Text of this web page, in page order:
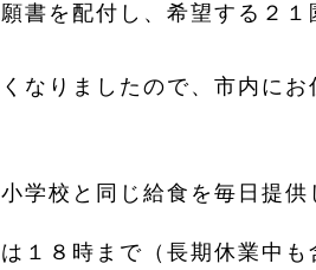
書を配付し、希望する２１
なりましたので、市内にお
学校と同じ給食を毎日提供
１８時まで（長期休業中も